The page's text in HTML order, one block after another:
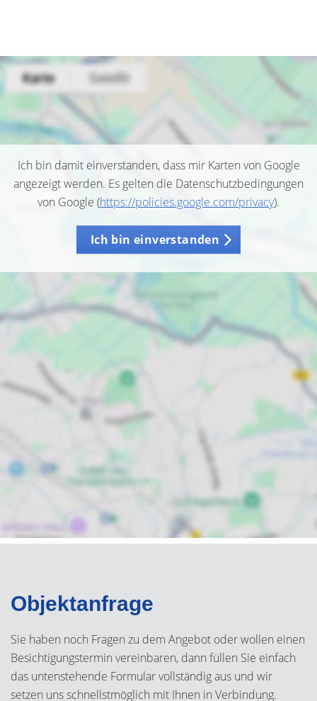
Ich bin damit einverstanden, dass mir Karten von Google
angezeigt werden. Es gelten die Datenschutzbedingungen
von Google (https://policies.google.com/privacy).
Ich bin einverstanden
Objektanfrage
Sie haben noch Fragen zu dem Angebot oder wollen einen
Besichtigungstermin vereinbaren, dann füllen Sie einfach
das untenstehende Formular vollständig aus und wir
setzen uns schnellstmöglich mit Ihnen in Verbindung.